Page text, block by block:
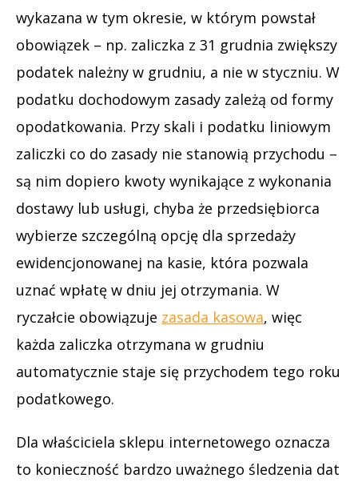
wykazana w tym okresie, w którym powstał
obowiązek – np. zaliczka z 31 grudnia zwiększy
podatek należny w grudniu, a nie w styczniu. W
podatku dochodowym zasady zależą od formy
opodatkowania. Przy skali i podatku liniowym
zaliczki co do zasady nie stanowią przychodu –
są nim dopiero kwoty wynikające z wykonania
dostawy lub usługi, chyba że przedsiębiorca
wybierze szczególną opcję dla sprzedaży
ewidencjonowanej na kasie, która pozwala
uznać wpłatę w dniu jej otrzymania. W
ryczałcie obowiązuje zasada kasowa, więc
każda zaliczka otrzymana w grudniu
automatycznie staje się przychodem tego roku
podatkowego.
Dla właściciela sklepu internetowego oznacza
to konieczność bardzo uważnego śledzenia dat